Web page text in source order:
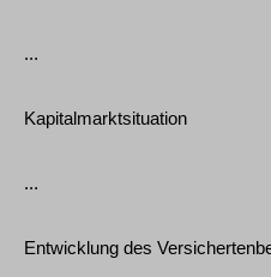
...
Kapitalmarktsituation
...
Entwicklung des